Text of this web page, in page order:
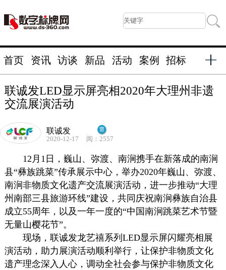
首页 资讯 访谈 新品 活动 案例 招标
联诚发LED显示屏亮相2020年大理州非遗
交流展演活动
联诚发
2020-12-17 阅：2557
12月1日，巍山、弥渡、南涧携手在新落成的南涧
县“彝族跳菜”传承展示中心，举办2020年巍山、弥渡、
南涧非物质文化遗产交流展演活动，进一步推动“大理
州南部三县旅游环线”建设，共同庆祝南涧彝族自治县
成立55周年，以及一年一度的“中国南涧跳菜艺术节暨
无量山樱花节”。
现场，联诚发龙艺禧系列LED显示屏闪耀亮相展
演活动，助力展演活动顺利举行，让保护非物质文化
遗产理念深入人心，调动全社会参与保护非物质文化